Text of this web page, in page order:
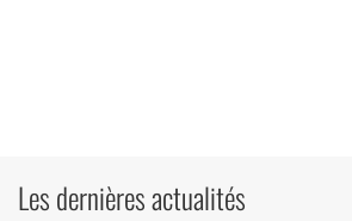
Les dernières actualités